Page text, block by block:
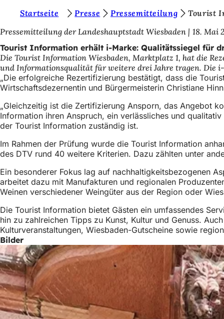
Inhalt anspringen
i
e
b
e
f
i
n
d
e
n
s
c
h
h
i
e
r
:
Startseite Presse Pressemitteilung
Tourist
Pressemitteilung der Landeshauptstadt Wiesbaden
18. Mai
Tourist Information erhält i-Marke: Qualitätssiegel für
Die Tourist Information Wiesbaden, Marktplatz 1, hat die
und Informationsqualität für weitere drei Jahre tragen. Die
„Die erfolgreiche Rezertifizierung bestätigt, dass die
Wirtschaftsdezernentin und Bürgermeisterin Christiane
„Gleichzeitig ist die Zertifizierung Ansporn, das Angebot
Information ihren Anspruch, ein verlässliches und
der Tourist Information zuständig ist.
Im Rahmen der Prüfung wurde die Tourist Information
des DTV rund 40 weitere Kriterien. Dazu zählten unter
Ein besonderer Fokus lag auf nachhaltigkeitsbezogenen
arbeitet dazu mit Manufakturen und regionalen
Weinen verschiedener Weingüter aus der Region oder
Die Tourist Information bietet Gästen ein umfassendes
hin zu zahlreichen Tipps zu Kunst, Kultur und Genuss.
Kulturveranstaltungen, Wiesbaden-Gutscheine sowie
Bilder